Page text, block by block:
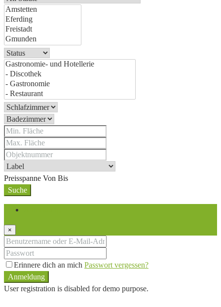
Preisspanne Von Bis
Suche
×
Erinnere dich an mich Passwort vergessen?
Anmeldung
User registration is disabled for demo purpose.